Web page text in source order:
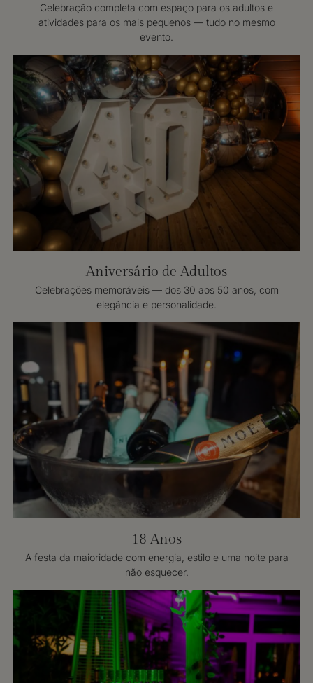
Celebração completa com espaço para os adultos e
atividades para os mais pequenos — tudo no mesmo
evento.
Aniversário de Adultos
Celebrações memoráveis — dos 30 aos 50 anos, com
elegância e personalidade.
18 Anos
A festa da maioridade com energia, estilo e uma noite para
não esquecer.